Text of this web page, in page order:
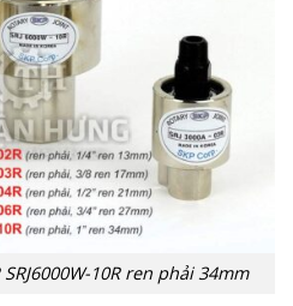
10R ren phải 34mm